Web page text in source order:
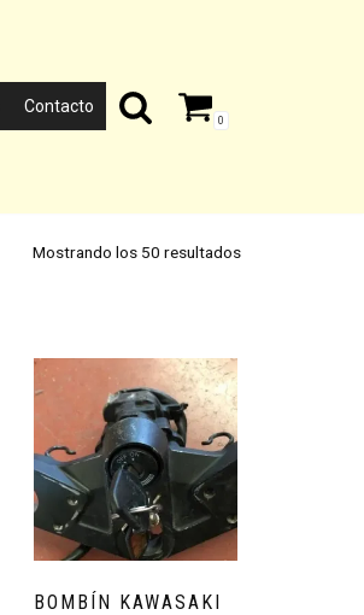
Contacto
0
Mostrando los 50 resultados
BOMBÍN KAWASAKI